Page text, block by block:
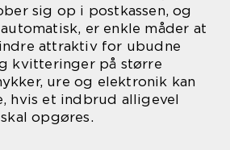
sig op i postkassen, og
er enkle måder at
attraktiv for ubudne
kvitteringer på større
ure og elektronik kan
hvis et indbrud alligevel
opgøres.